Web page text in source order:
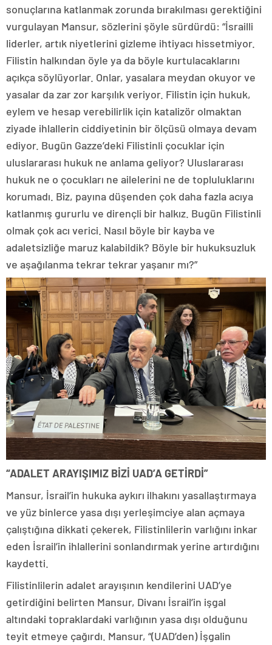
sonuçlarına katlanmak zorunda bırakılması gerektiğini
vurgulayan Mansur, sözlerini şöyle sürdürdü: “İsrailli
liderler, artık niyetlerini gizleme ihtiyacı hissetmiyor.
Filistin halkından öyle ya da böyle kurtulacaklarını
açıkça söylüyorlar. Onlar, yasalara meydan okuyor ve
yasalar da zar zor karşılık veriyor. Filistin için hukuk,
eylem ve hesap verebilirlik için katalizör olmaktan
ziyade ihlallerin ciddiyetinin bir ölçüsü olmaya devam
ediyor. Bugün Gazze’deki Filistinli çocuklar için
uluslararası hukuk ne anlama geliyor? Uluslararası
hukuk ne o çocukları ne ailelerini ne de topluluklarını
korumadı. Biz, payına düşenden çok daha fazla acıya
katlanmış gururlu ve dirençli bir halkız. Bugün Filistinli
olmak çok acı verici. Nasıl böyle bir kayba ve
adaletsizliğe maruz kalabildik? Böyle bir hukuksuzluk
ve aşağılanma tekrar tekrar yaşanır mı?”
“ADALET ARAYIŞIMIZ BİZİ UAD’A GETİRDİ”
Mansur, İsrail’in hukuka aykırı ilhakını yasallaştırmaya
ve yüz binlerce yasa dışı yerleşimciye alan açmaya
çalıştığına dikkati çekerek, Filistinlilerin varlığını inkar
eden İsrail’in ihlallerini sonlandırmak yerine artırdığını
kaydetti.
Filistinlilerin adalet arayışının kendilerini UAD’ye
getirdiğini belirten Mansur, Divanı İsrail’in işgal
altındaki topraklardaki varlığının yasa dışı olduğunu
teyit etmeye çağırdı. Mansur, “(UAD’den) İşgalin